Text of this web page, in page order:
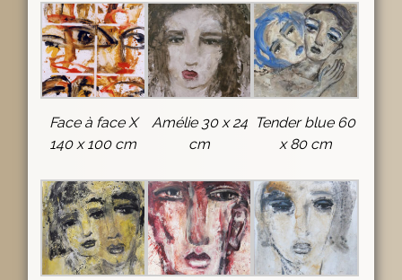
Face à face X
140 x 100 cm
Amélie 30 x 24
cm
Tender blue 60
x 80 cm